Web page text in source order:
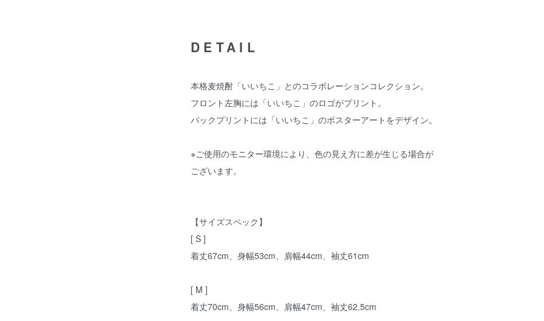
DETAIL
本格麦焼酎「いいちこ」とのコラボレーションコレクション。
フロント左胸には「いいちこ」のロゴがプリント。
バックプリントには「いいちこ」のポスターアートをデザイン。
※ご使用のモニター環境により、色の見え方に差が生じる場合が
ございます。
【サイズスペック】
[ S ]
着丈67cm、身幅53cm、肩幅44cm、袖丈61cm
[ M ]
着丈70cm、身幅56cm、肩幅47cm、袖丈62.5cm